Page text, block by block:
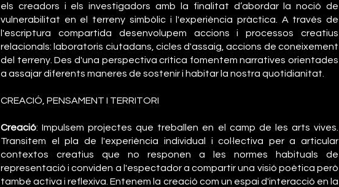
els creadors i els investigadors amb la finalitat d’abordar la noció de
vulnerabilitat en el terreny simbòlic i l'experiència pràctica. A través de
l'escriptura compartida desenvolupem accions i processos creatius
relacionals: laboratoris ciutadans, cicles d'assaig, accions de coneixement
del terreny. Des d'una perspectiva crítica fomentem narratives orientades
a assajar diferents maneres de sostenir i habitar la nostra quotidianitat.
CREACIÓ, PENSAMENT I TERRITORI
Creació: Impulsem projectes que treballen en el camp de les arts vives.
Transitem el pla de l'experiència individual i col·lectiva per a articular
contextos creatius que no responen a les normes habituals de
representació i conviden a l'espectador a compartir una visió poètica però
també activa i reflexiva. Entenem la creació com un espai d'interacció en la